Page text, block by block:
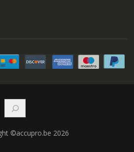
©accupro.be 2026